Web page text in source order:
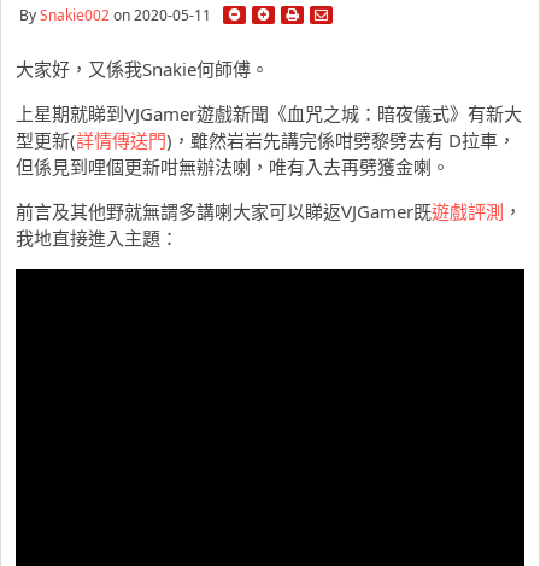
BySnakie002on 2020-05-11
大家好，又係我Snakie何師傅。
上星期就睇到VJGamer遊戲新聞《血咒之城：暗夜儀式》有新大
型更新(詳情傳送門)，雖然岩岩先講完係咁劈黎劈去有 D拉車，
但係見到哩個更新咁無辦法喇，唯有入去再劈獲金喇。
前言及其他野就無謂多講喇大家可以睇返VJGamer既遊戲評測 ，
我地直接進入主題：